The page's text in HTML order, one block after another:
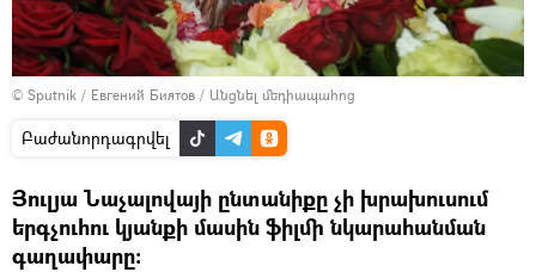
© Sputnik / Евгений Биятов / Անցնել մեդիապահոց
Բաժանորդագրվել
Յուլյա Նաչալովայի ընտանիքը չի խրախուսում
երգչուհու կյանքի մասին ֆիլմի նկարահանման
գաղափարը։